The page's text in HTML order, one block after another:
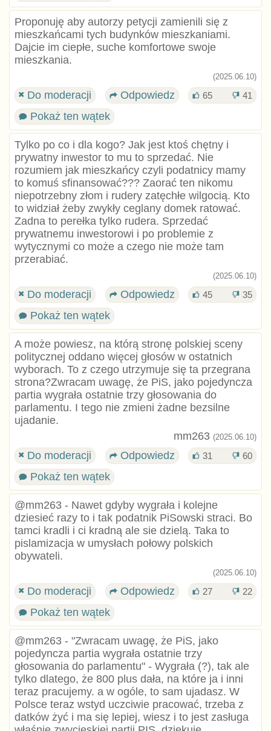
Proponuję aby autorzy petycji zamienili się z
mieszkańcami tych budynków mieszkaniami.
Dajcie im ciepłe, suche komfortowe swoje
mieszkania.
(2025.06.10)
Do moderacji Odpowiedz 65 41
Pokaż ten wątek
Tylko po co i dla kogo? Jak jest ktoś chętny i
prywatny inwestor to mu to sprzedać. Nie
rozumiem jak mieszkańcy czyli podatnicy mamy
to komuś sfinansować??? Zaorać ten nikomu
niepotrzebny złom i rudery zatęchłe wilgocią. Kto
to widział żeby zwykły ceglany domek ratować.
Zadna to perełka tylko rudera. Sprzedać
prywatnemu inwestorowi i po problemie z
wytycznymi co może a czego nie może tam
przerabiać.
(2025.06.10)
Do moderacji Odpowiedz 45 35
Pokaż ten wątek
A może powiesz, na którą stronę polskiej sceny
politycznej oddano więcej głosów w ostatnich
wyborach. To z czego utrzymuje się ta przegrana
strona?Zwracam uwagę, że PiS, jako pojedyncza
partia wygrała ostatnie trzy głosowania do
parlamentu. I tego nie zmieni żadne bezsilne
ujadanie.
mm263 (2025.06.10)
Do moderacji Odpowiedz 31 60
Pokaż ten wątek
@mm263 - Nawet gdyby wygrała i kolejne
dziesieć razy to i tak podatnik PiSowski straci. Bo
tamci kradli i ci kradną ale sie dzielą. Taka to
pislamizacja w umysłach połowy polskich
obywateli.
(2025.06.10)
Do moderacji Odpowiedz 27 22
Pokaż ten wątek
@mm263 - "Zwracam uwagę, że PiS, jako
pojedyncza partia wygrała ostatnie trzy
głosowania do parlamentu" - Wygrała (?), tak ale
tylko dlatego, że 800 plus dała, na które ja i inni
teraz pracujemy. a w ogóle, to sam ujadasz. W
Polsce teraz wstyd uczciwie pracować, trzeba z
datków żyć i ma się lepiej, wiesz i to jest zasługa